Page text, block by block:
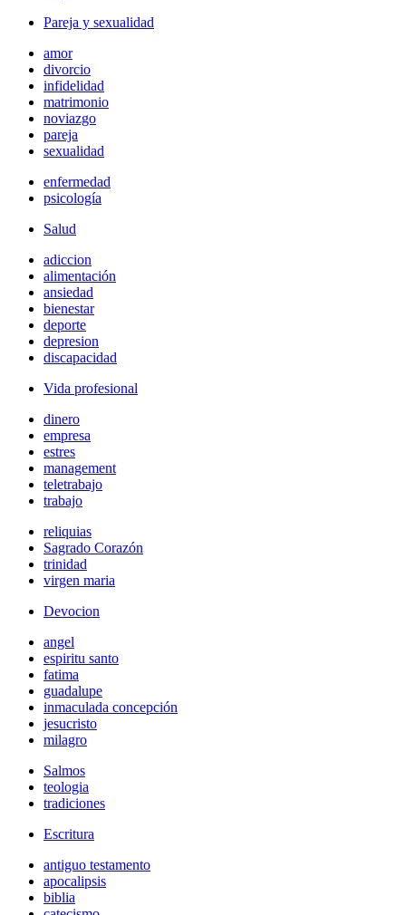
Pareja y sexualidad
amor
divorcio
infidelidad
matrimonio
noviazgo
pareja
sexualidad
enfermedad
psicología
Salud
adiccion
alimentación
ansiedad
bienestar
deporte
depresion
discapacidad
Vida profesional
dinero
empresa
estres
management
teletrabajo
trabajo
reliquias
Sagrado Corazón
trinidad
virgen maria
Devocion
angel
espiritu santo
fatima
guadalupe
inmaculada concepción
jesucristo
milagro
Salmos
teologia
tradiciones
Escritura
antiguo testamento
apocalipsis
biblia